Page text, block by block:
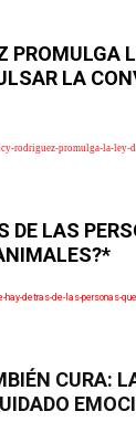
PROMULGA
LA
rodriguez-promulga-la-ley-
DE LAS
detras-de-las-personas-
CURA: